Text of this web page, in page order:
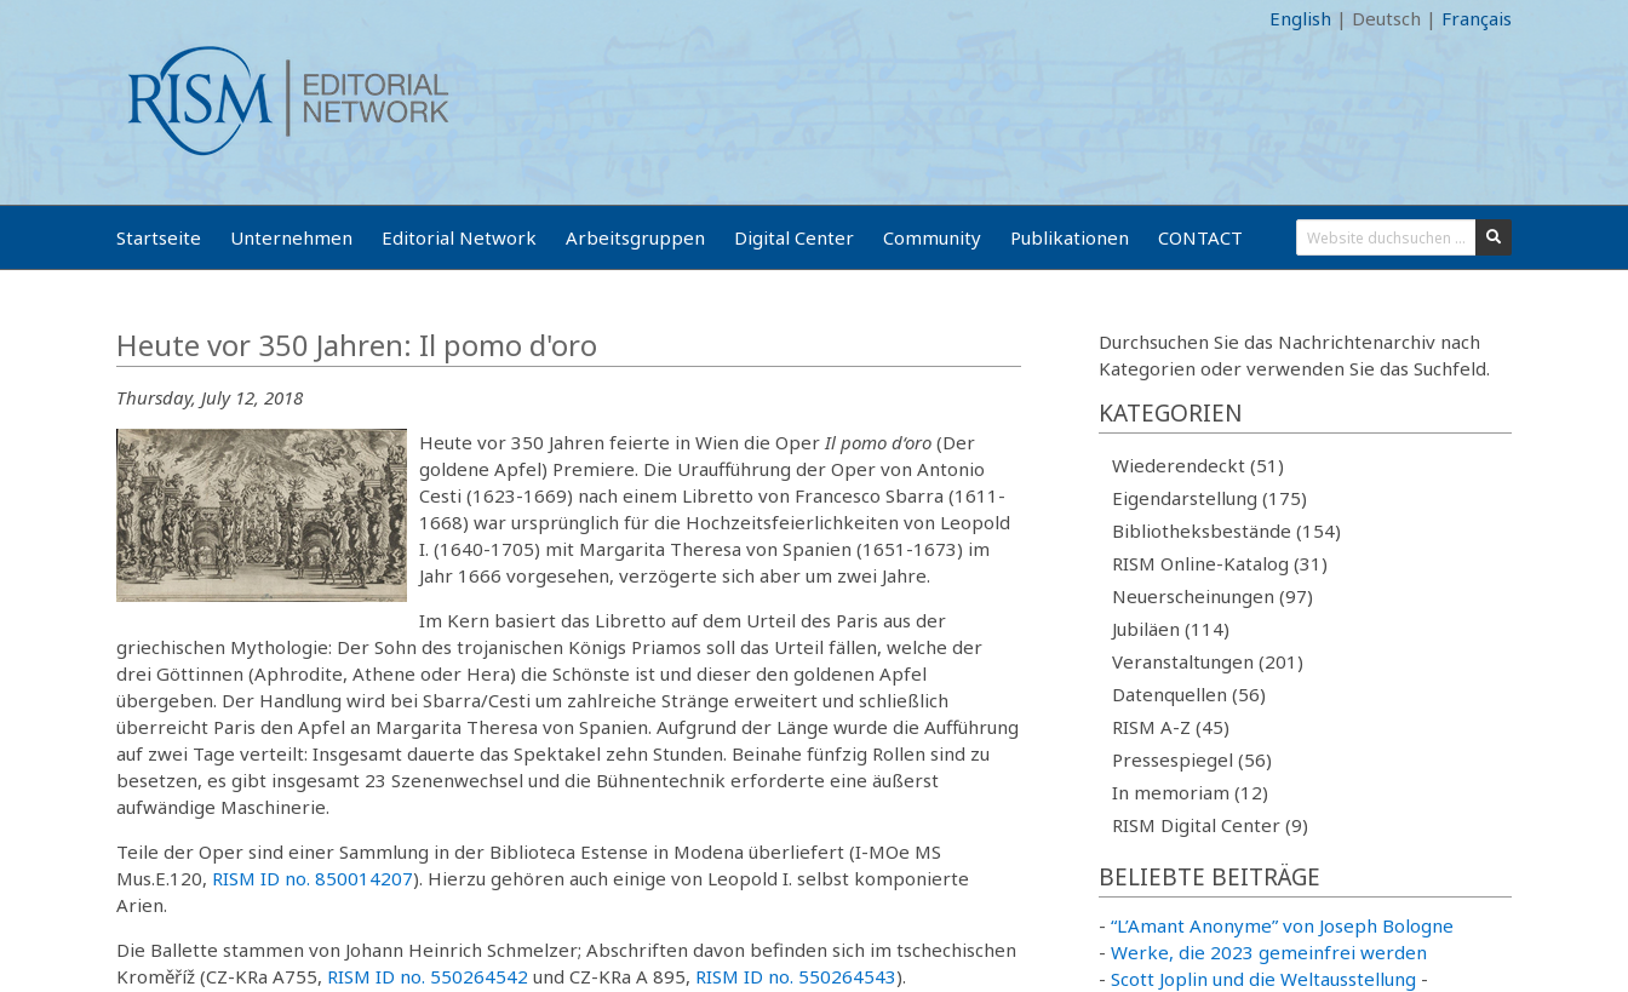
English | Deutsch | Français
Startseite Unternehmen Editorial Network Arbeitsgruppen Digital Center Community Publikationen CONTACT
Heute vor 350 Jahren: Il pomo d'oro
Thursday, July 12, 2018
Heute vor 350 Jahren feierte in Wien die Oper Il pomo d‘oro (Der
goldene Apfel) Premiere. Die Uraufführung der Oper von Antonio
Cesti (1623-1669) nach einem Libretto von Francesco Sbarra (1611-
1668) war ursprünglich für die Hochzeitsfeierlichkeiten von Leopold
I. (1640-1705) mit Margarita Theresa von Spanien (1651-1673) im
Jahr 1666 vorgesehen, verzögerte sich aber um zwei Jahre.
Im Kern basiert das Libretto auf dem Urteil des Paris aus der
griechischen Mythologie: Der Sohn des trojanischen Königs Priamos soll das Urteil fällen, welche der
drei Göttinnen (Aphrodite, Athene oder Hera) die Schönste ist und dieser den goldenen Apfel
übergeben. Der Handlung wird bei Sbarra/Cesti um zahlreiche Stränge erweitert und schließlich
überreicht Paris den Apfel an Margarita Theresa von Spanien. Aufgrund der Länge wurde die Aufführung
auf zwei Tage verteilt: Insgesamt dauerte das Spektakel zehn Stunden. Beinahe fünfzig Rollen sind zu
besetzen, es gibt insgesamt 23 Szenenwechsel und die Bühnentechnik erforderte eine äußerst
aufwändige Maschinerie.
Teile der Oper sind einer Sammlung in der Biblioteca Estense in Modena überliefert (I-MOe MS
Mus.E.120, RISM ID no. 850014207). Hierzu gehören auch einige von Leopold I. selbst komponierte
Arien.
Die Ballette stammen von Johann Heinrich Schmelzer; Abschriften davon befinden sich im tschechischen
Kroměříž (CZ-KRa A755, RISM ID no. 550264542 und CZ-KRa A 895, RISM ID no. 550264543).
Durchsuchen Sie das Nachrichtenarchiv nach
Kategorien oder verwenden Sie das Suchfeld.
KATEGORIEN
Wiederendeckt (51)
Eigendarstellung (175)
Bibliotheksbestände (154)
RISM Online-Katalog (31)
Neuerscheinungen (97)
Jubiläen (114)
Veranstaltungen (201)
Datenquellen (56)
RISM A-Z (45)
Pressespiegel (56)
In memoriam (12)
RISM Digital Center (9)
BELIEBTE BEITRÄGE
- “L’Amant Anonyme” von Joseph Bologne
- Werke, die 2023 gemeinfrei werden
- Scott Joplin und die Weltausstellung -